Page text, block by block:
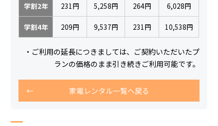
学割2年 231円 5,258円 264円 6,028円
学割4年 209円 9,537円 231円 10,538円
・ご利用の延長につきましては、ご契約いただいたプ
ランの価格のまま引き続きご利用可能です。
家電レンタル一覧へ戻る